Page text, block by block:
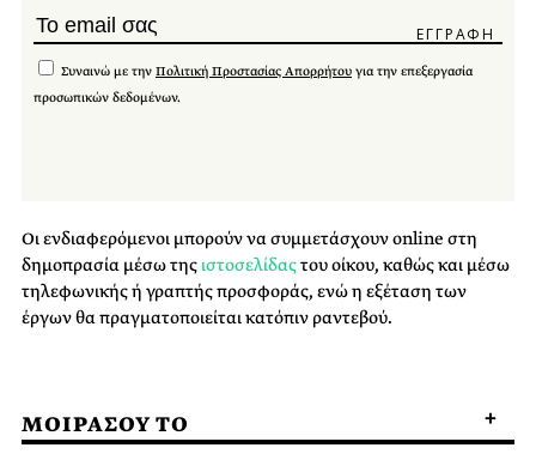
Συναινώ με την Πολιτική Προστασίας Απορρήτου για την επεξεργασία
προσωπικών δεδομένων.
Οι ενδιαφερόμενοι μπορούν να συμμετάσχουν online στη
δημοπρασία μέσω της ιστοσελίδαςτου οίκου, καθώς και μέσω
τηλεφωνικής ή γραπτής προσφοράς, ενώ η εξέταση των
έργων θα πραγματοποιείται κατόπιν ραντεβού.
ΜΟΙΡΑΣΟΥ ΤΟ